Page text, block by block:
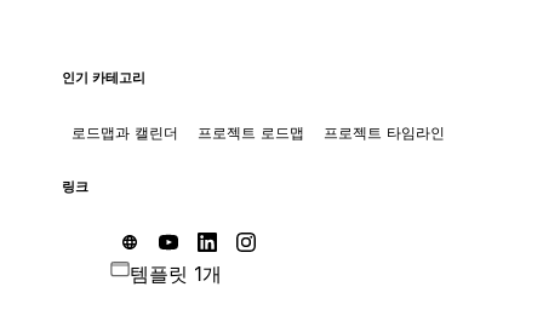
인기 카테고리
로드맵과 캘린더 프로젝트 로드맵 프로젝트 타임라인
링크
템플릿 1개